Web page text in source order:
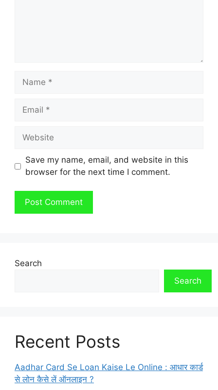
Name
Email
Website
Save my name, email, and website in this
browser for the next time I comment.
Search
Search
Recent Posts
Aadhar Card Se Loan Kaise Le Online : आधार कार्ड
से लोन कैसे लें ऑनलाइन ?